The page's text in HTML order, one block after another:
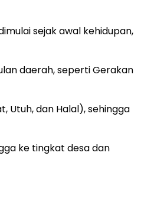
sejak awal kehidupan,
daerah, seperti Gerakan
Utuh, dan Halal), sehingga
ke tingkat desa dan